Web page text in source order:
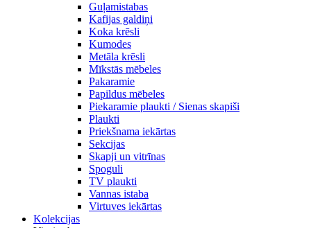
Guļamistabas
Kafijas galdiņi
Koka krēsli
Kumodes
Metāla krēsli
Mīkstās mēbeles
Pakaramie
Papildus mēbeles
Piekaramie plaukti / Sienas skapiši
Plaukti
Priekšnama iekārtas
Sekcijas
Skapji un vitrīnas
Spoguli
TV plaukti
Vannas istaba
Virtuves iekārtas
Kolekcijas